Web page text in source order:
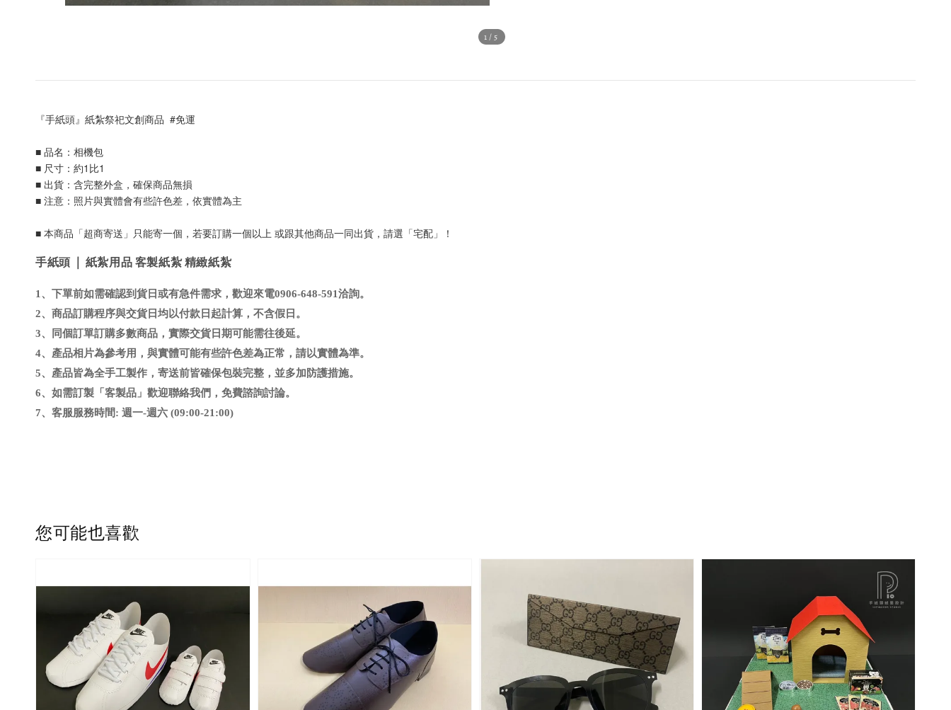
1/5
『手紙頭』紙紮祭祀文創商品  #免運
■ 品名：相機包
■ 尺寸：約1比1
■ 出貨：含完整外盒，確保商品無損
■ 注意：照片與實體會有些許色差，依實體為主
■ 本商品「超商寄送」只能寄一個，若要訂購一個以上 或跟其他商品一同出貨，請選「宅配」！
手紙頭 | 紙紮用品 客製紙紮 精緻紙紮
1、下單前如需確認到貨日或有急件需求，歡迎來電0906-648-591洽詢。
2、商品訂購程序與交貨日均以付款日起計算，不含假日 。
3、同個訂單訂購多數商品，實際交貨日期可能需往後延。
4、 產品相片為參考用，與實體可能有些許色差為正常，請以實體為準。
5、 產品皆為全手工製作，寄送前皆確保包裝完整，並多加防護措施。
6、 如需訂製「客製品」歡迎聯絡我們，免費諮詢討論。
7、客服服務時間: 週一-週六 (09:00-21:00)
您可能也喜歡